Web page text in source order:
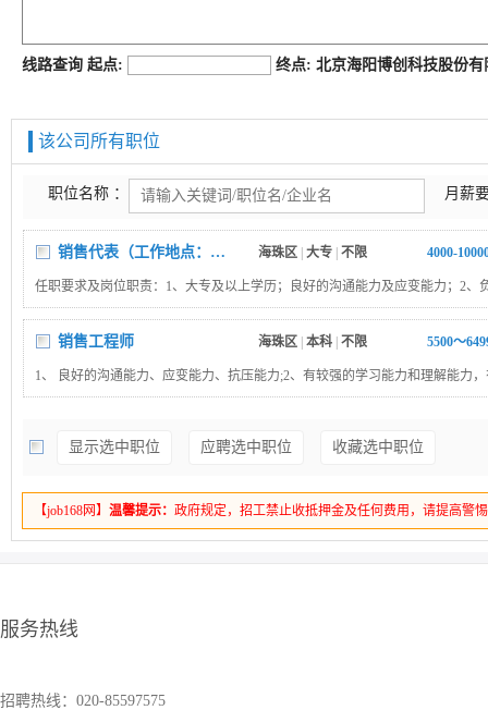
线路查询 起点: 终点: 北京海阳博创科技股份
该公司所有职位
职位名称 ： 月薪
销售代表（工作地点：广州 底薪4000+绩效工资+提成，月入上万） 海珠区 大专 不限 4000-
任职要求及岗位职责：1、大专及以上学历；良好的沟通能力及应变能力；2、
场渠道开拓与销售工作，执行并完成公司产品年度销售计划；3、根据公司市
提升销售价值，控制成本，扩大产品在所负责区域的销售，积极完成销售量指
意、周到的服务；5、根据公司产品、价格及市场策略，独立处置询盘、报价
售渠道和新客户，自主开发及拓展上下游用户，尤其是终端用户；8、收集一
带薪年假等。公司地址：广州市海珠区新港中路客村丽影广场C区B座（客村
销售工程师 海珠区 本科 不限 5500～
1、 良好的沟通能力、应变能力、抗压能力;2、有较强的学习能力和理解能力
队精神；3、对客户实施产品售后服务和售前技术服务工作，搜集并反馈产品
员做好客户费率资料及其它资料的收集、整理反馈工作； 6、负责因维修所需
报告、差旅费和月/年工作总结等资料的收集、填报工作并及时上交，同时对其
责； 8、保管好所领用的图纸、工具、仪器仪表、材料及样机； 9、做好公司
策及文件的信息传递工作。
显示选中职位 应聘选中职位 收藏选中职位
【job168网】 温馨提示： 政府规定，招工禁止收抵押金及任何费用，请提高警
服务热线
招聘热线：020-85597575